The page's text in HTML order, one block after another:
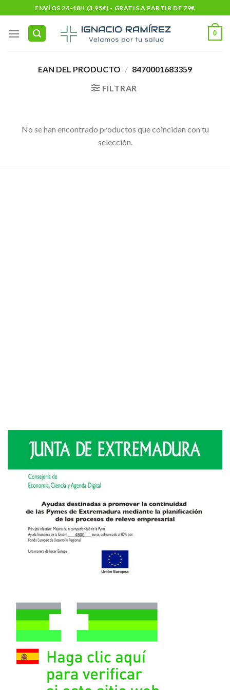
to
content
ENVÍOS 24-48H (3,95€) - GRATIS A PARTIR DE 79€
0
EAN DEL PRODUCTO / 8470001683359
FILTRAR
No se han encontrado productos que coincidan con tu
selección.